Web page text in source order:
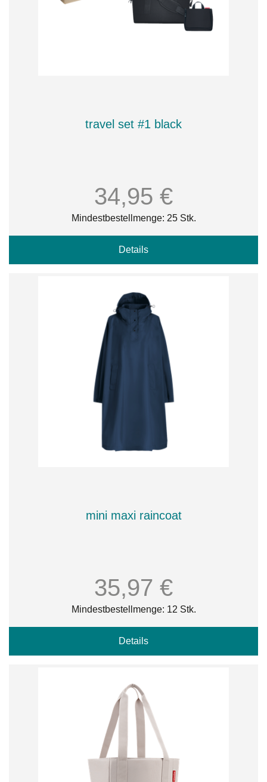
travel set #1 black
34,95 €
Mindestbestellmenge: 25 Stk.
Details
mini maxi raincoat
35,97 €
Mindestbestellmenge: 12 Stk.
Details